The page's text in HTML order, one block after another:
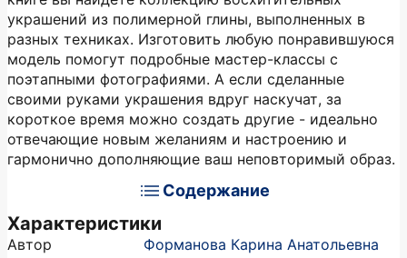
украшений из полимерной глины, выполненных в
разных техниках. Изготовить любую понравившуюся
модель помогут подробные мастер-классы с
поэтапными фотографиями. А если сделанные
своими руками украшения вдруг наскучат, за
короткое время можно создать другие - идеально
отвечающие новым желаниям и настроению и
гармонично дополняющие ваш неповторимый образ.
Содержание
Характеристики
Автор
Форманова Карина Анатольевна